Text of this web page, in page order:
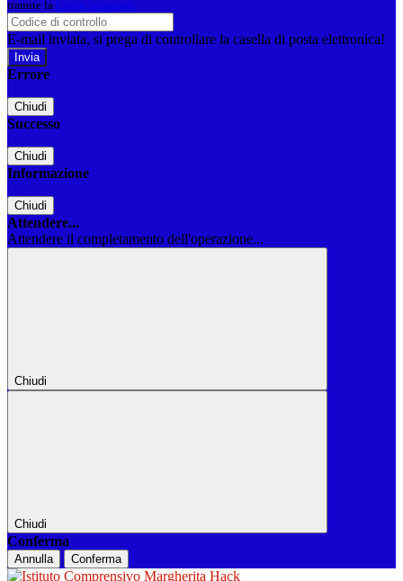
tramite la Login Spaggiari
E-mail inviata, si prega di controllare la casella di posta elettronica!
Errore
Chiudi
Successo
Chiudi
Informazione
Chiudi
Attendere...
Attendere il completamento dell'operazione...
Chiudi
Chiudi
Conferma
Annulla Conferma